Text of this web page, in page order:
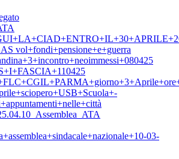
vol+fondi+pensione+e+guerra
03-